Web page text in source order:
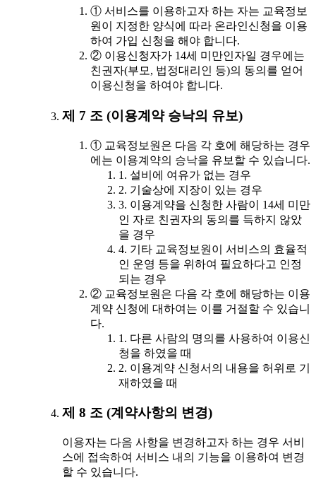
① 서비스를 이용하고자 하는 자는 교육정보
원이 지정한 양식에 따라 온라인신청을 이용
하여 가입 신청을 해야 합니다.
② 이용신청자가 14세 미만인자일 경우에는
친권자(부모, 법정대리인 등)의 동의를 얻어
이용신청을 하여야 합니다.
제 7 조 (이용계약 승낙의 유보)
① 교육정보원은 다음 각 호에 해당하는 경우
에는 이용계약의 승낙을 유보할 수 있습니다.
1. 설비에 여유가 없는 경우
2. 기술상에 지장이 있는 경우
3. 이용계약을 신청한 사람이 14세 미만
인 자로 친권자의 동의를 득하지 않았
을 경우
4. 기타 교육정보원이 서비스의 효율적
인 운영 등을 위하여 필요하다고 인정
되는 경우
② 교육정보원은 다음 각 호에 해당하는 이용
계약 신청에 대하여는 이를 거절할 수 있습니
다.
1. 다른 사람의 명의를 사용하여 이용신
청을 하였을 때
2. 이용계약 신청서의 내용을 허위로 기
재하였을 때
제 8 조 (계약사항의 변경)
이용자는 다음 사항을 변경하고자 하는 경우 서비
스에 접속하여 서비스 내의 기능을 이용하여 변경
할 수 있습니다.